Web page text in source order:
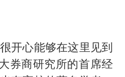
开心能够在这里见到
券商研究所的首席经